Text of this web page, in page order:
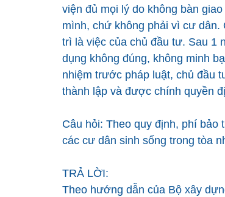
viện đủ mọi lý do không bàn
mình, chứ không phải vì cư dân.
trì là việc của chủ đầu tư. Sau 1
dụng không đúng, không minh
nhiệm trước pháp luật, chủ đầu
thành lập và được chính quyền
Câu hỏi: Theo quy định, phí
các cư dân sinh sống trong tòa
TRẢ LỜI:
Theo hướng dẫn của Bộ xây